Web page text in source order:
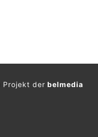
das stabile